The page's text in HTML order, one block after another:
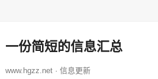
一份简短的信息汇总
www.hgzz.net · 信息更新